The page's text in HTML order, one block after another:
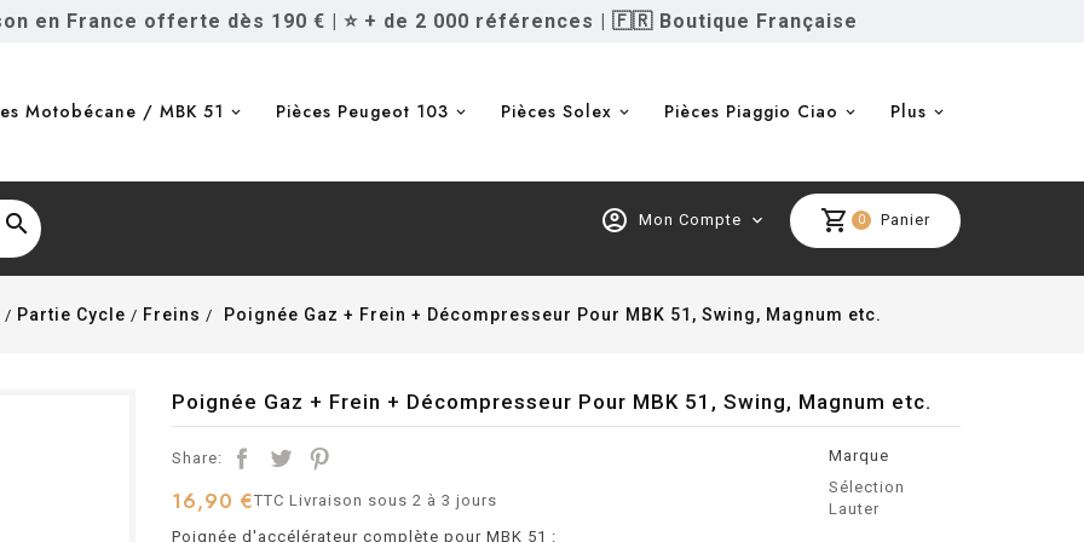
en France offerte dès 190 € | ⭐ + de 2 000 références | 🇫🇷 Boutique Française
Motobécane / MBK 51 Pièces Peugeot 103 Pièces Solex Pièces Piaggio Ciao Plus
 shopping_cart 0 Panier
account_circle Mon Compte expand_more
Partie Cycle Freins Poignée Gaz + Frein + Décompresseur Pour MBK 51, Swing, Magnum etc.
Poignée Gaz + Frein + Décompresseur Pour MBK 51, Swing, Magnum etc.
Marque
Sélection
Lauter
Share:
16,90 €TTC Livraison sous 2 à 3 jours
Poignée d'accélérateur complète pour MBK 51 :